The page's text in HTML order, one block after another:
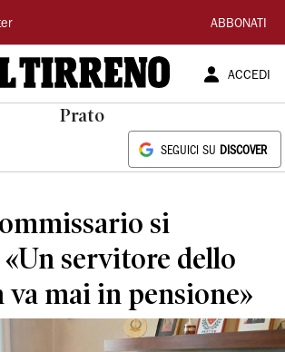
ABBONATI
ACCEDI
Prato
SEGUICI SU DISCOVER
si
servitore dello
va mai in pensione»